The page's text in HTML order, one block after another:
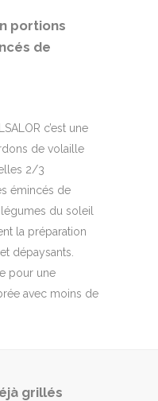
portions
de
c’est une
de volaille
2/3
émincés de
du soleil
la préparation
dépaysants.
pour une
avec moins de
grillés